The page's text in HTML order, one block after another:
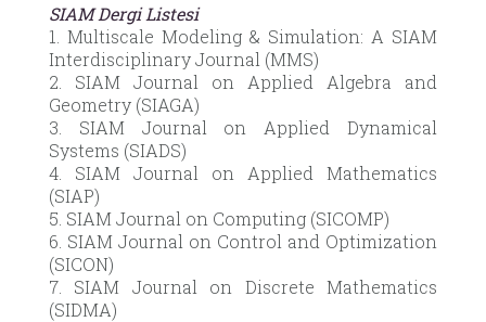
SIAM Dergi Listesi
1. Multiscale Modeling & Simulation: A SIAM
Interdisciplinary Journal (MMS)
2. SIAM Journal on Applied Algebra and
Geometry (SIAGA)
3. SIAM Journal on Applied Dynamical
Systems (SIADS)
4. SIAM Journal on Applied Mathematics
(SIAP)
5. SIAM Journal on Computing (SICOMP)
6. SIAM Journal on Control and Optimization
(SICON)
7. SIAM Journal on Discrete Mathematics
(SIDMA)